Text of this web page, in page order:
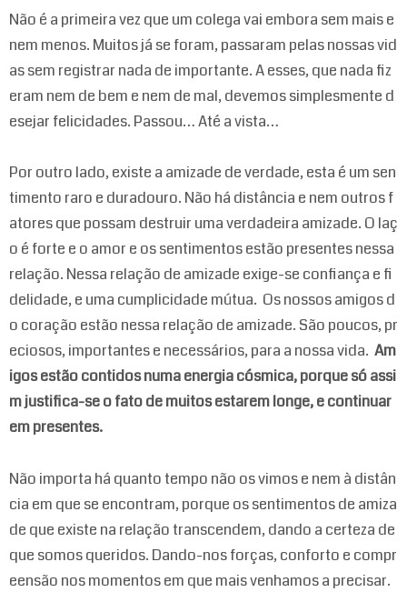
Não é a primeira vez que um colega vai embora sem mais e
nem menos. Muitos já se foram, passaram pelas nossas vid
as sem registrar nada de importante. A esses, que nada fiz
eram nem de bem e nem de mal, devemos simplesmente d
esejar felicidades. Passou… Até a vista…
Por outro lado, existe a amizade de verdade, esta é um sen
timento raro e duradouro. Não há distância e nem outros f
atores que possam destruir uma verdadeira amizade. O laç
o é forte e o amor e os sentimentos estão presentes nessa
relação. Nessa relação de amizade exige-se confiança e fi
delidade, e uma cumplicidade mútua. Os nossos amigos d
o coração estão nessa relação de amizade. São poucos, pr
eciosos, importantes e necessários, para a nossa vida. Am
igos estão contidos numa energia cósmica, porque só assi
m justifica-se o fato de muitos estarem longe, e continuar
em presentes.
Não importa há quanto tempo não os vimos e nem à distân
cia em que se encontram, porque os sentimentos de amiza
de que existe na relação transcendem, dando a certeza de
que somos queridos. Dando-nos forças, conforto e compr
eensão nos momentos em que mais venhamos a precisar.